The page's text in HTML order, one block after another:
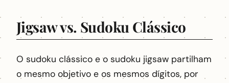
Jigsaw vs. Sudoku Clássico
O sudoku clássico e o sudoku jigsaw partilham
o mesmo objetivo e os mesmos dígitos, por